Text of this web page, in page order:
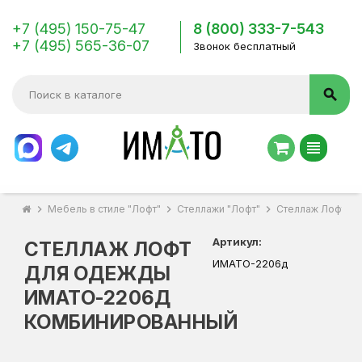
+7 (495) 150-75-47
+7 (495) 565-36-07
8 (800) 333-7-543
Звонок бесплатный
search
view_headline
chevron_right Мебель в стиле "Лофт" chevron_right Стеллажи "Лофт" chevron_right Стеллаж Лофт
СТЕЛЛАЖ ЛОФТ
ДЛЯ ОДЕЖДЫ
ИМАТО-2206Д
КОМБИНИРОВАННЫЙ
Артикул:
ИМАТО-2206д